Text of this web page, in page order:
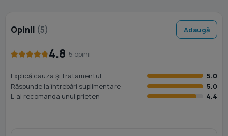
Opinii (5) Adaugă
4.8· 5 opinii
Explică cauza și tratamentul
5.0
Răspunde la întrebări suplimentare
5.0
L-ai recomanda unui prieten
4.4